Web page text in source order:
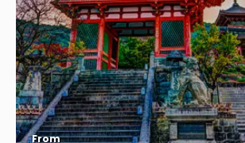
From